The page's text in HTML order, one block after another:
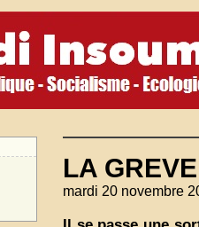
LA
mardi 20 novembre